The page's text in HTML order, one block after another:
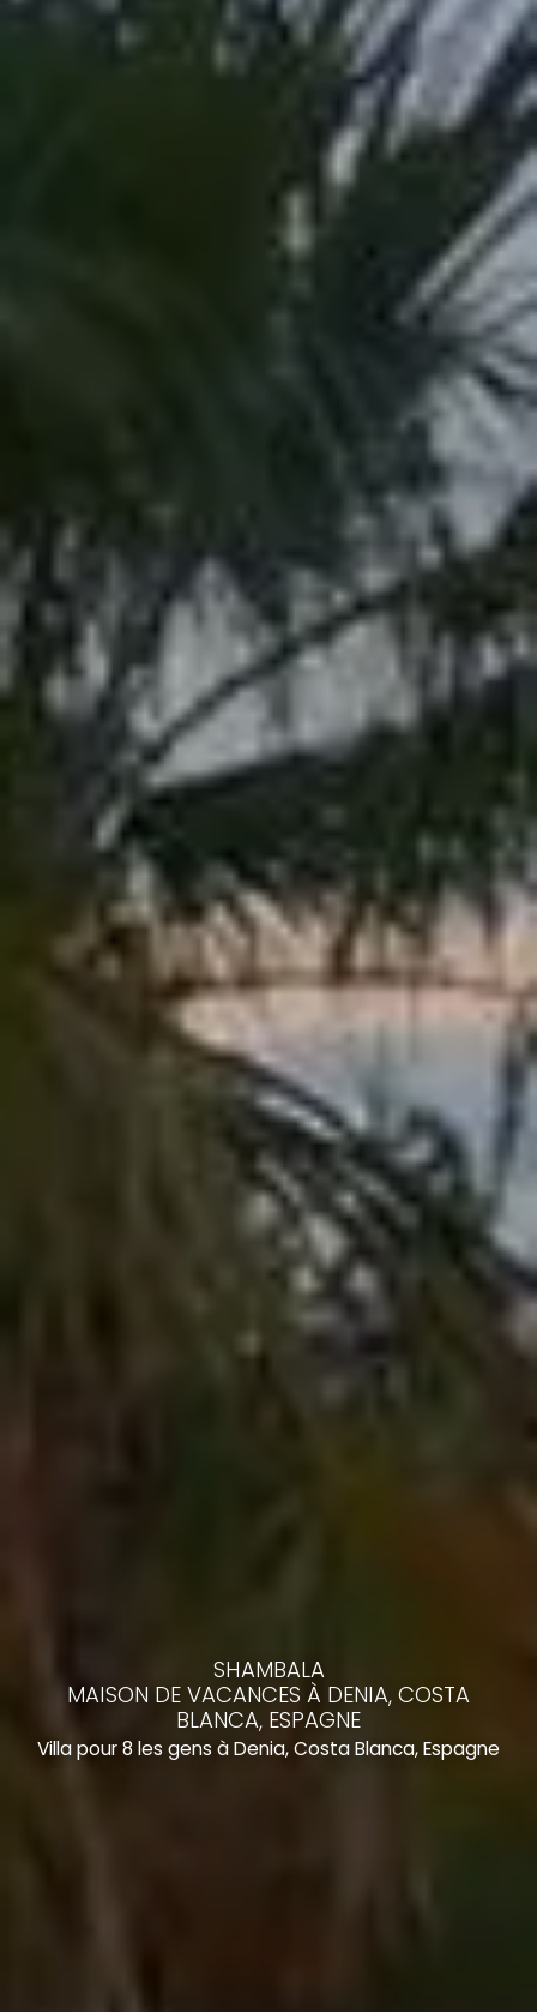
SHAMBALA
MAISON DE VACANCES À DENIA, COSTA
BLANCA, ESPAGNE
Villa pour 8 les gens à Denia, Costa Blanca, Espagne